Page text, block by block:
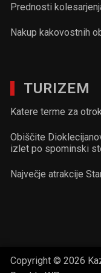
Prednosti
Nakup kakovostnih
TURIZEM
Katere terme za
Obiščite
izlet po spominski
Največje atrakcije
Copyright © 2026